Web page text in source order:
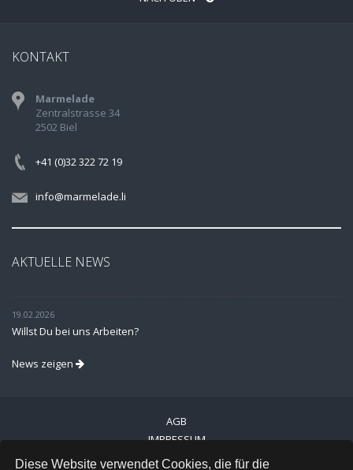
Diese Website verwendet Cookies, die für die
KONTAKT
Marmelade
Zentralstrasse 34
2502 Biel
+41 (0)32 322 72 19
info@marmelade.li
AKTUELLE NEWS
19.02.2026
Willst Du bei uns Arbeiten?
News zeigen
AGB
IMPRESSUM
VERSAND